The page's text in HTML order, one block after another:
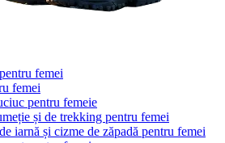
femei
femei
pentru femeie
și de trekking pentru femei
iarnă și cizme de zăpadă pentru femei